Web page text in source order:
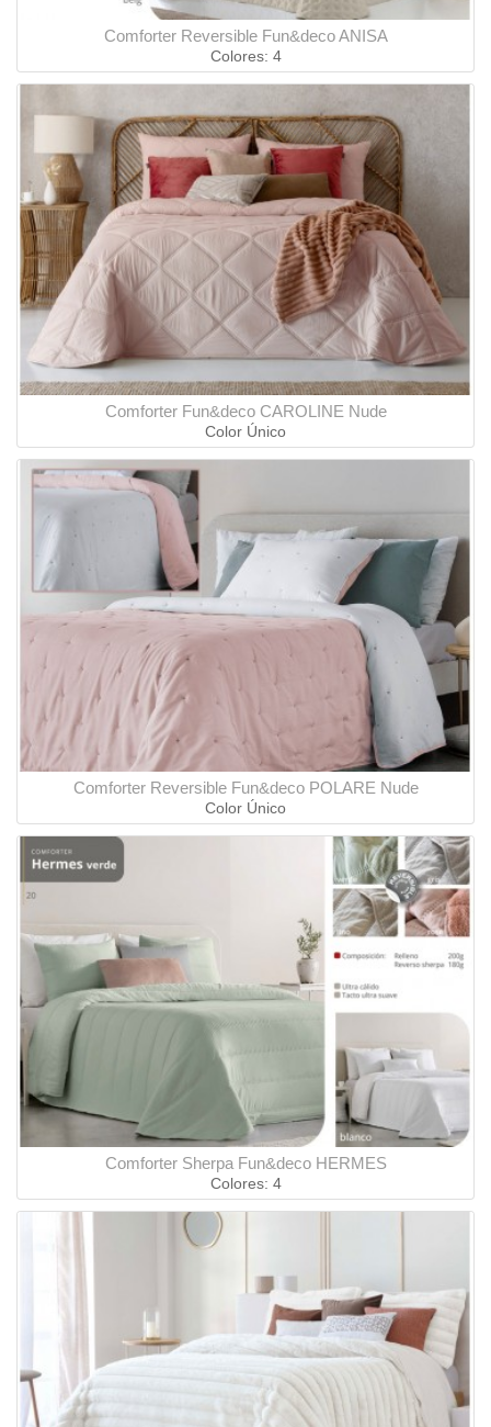
Comforter Reversible Fun&deco ANISA
Colores: 4
Comforter Fun&deco CAROLINE Nude
Color Único
Comforter Reversible Fun&deco POLARE Nude
Color Único
Comforter Sherpa Fun&deco HERMES
Colores: 4